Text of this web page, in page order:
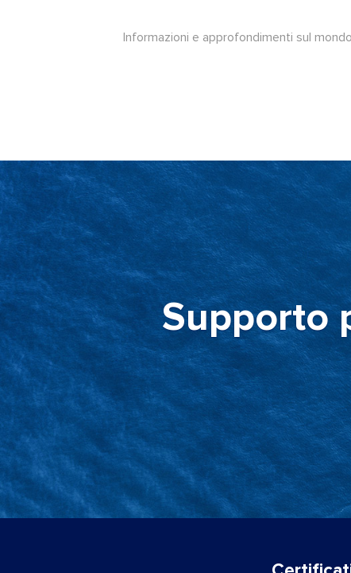
Informazioni e approfondimenti sul
Supporto